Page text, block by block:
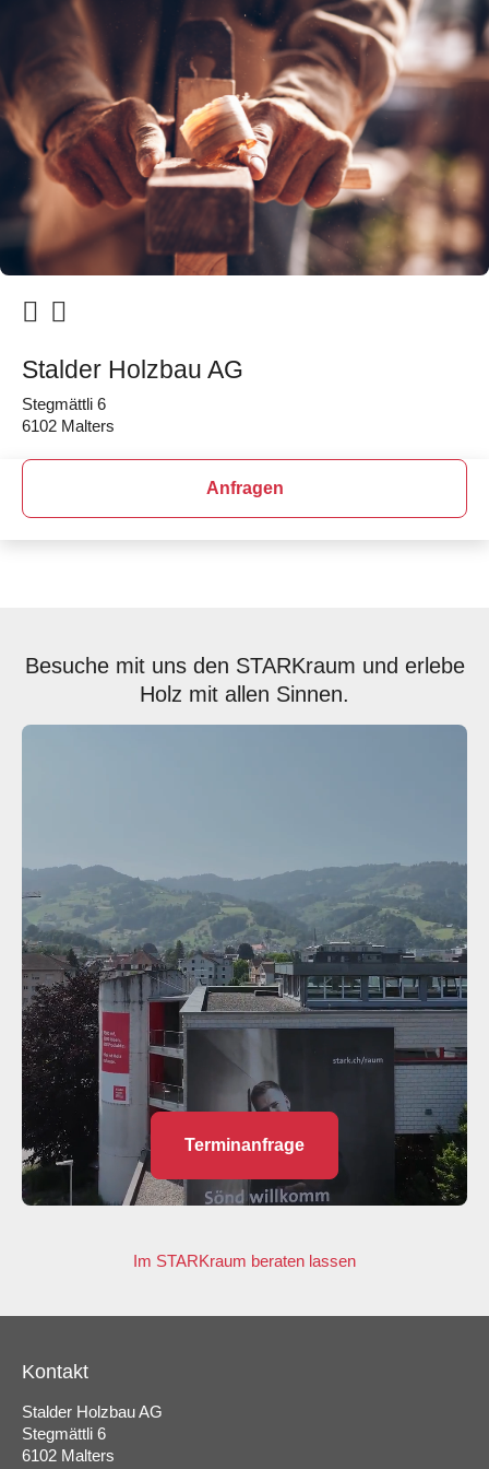
Stalder Holzbau AG
Stegmättli 6
6102 Malters
Anfragen
Besuche mit uns den STARKraum und erlebe
Holz mit allen Sinnen.
Terminanfrage
Im STARKraum beraten lassen
Kontakt
Stalder Holzbau AG
Stegmättli 6
6102 Malters